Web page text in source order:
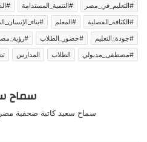
#التعليم_في_مصر
#التنمية_المستدامة
#الكثافة_الفصلية
#المعلم
#جودة_التعليم
#حضور_الطلاب
#مصطفى_مدبولي
الطلاب المدارس
سماح
سماح سعيد كاتبة صحفية